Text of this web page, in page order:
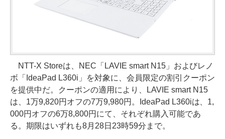
NTT-X Storeは、NEC「LAVIE smart N15」およびレノ
ボ「IdeaPad L360i」を対象に、会員限定の割引クーポン
を提供中だ。クーポンの適用により、LAVIE smart N15
は、1万9,820円オフの7万9,980円。IdeaPad L360iは、1,
000円オフの6万8,800円にて、それぞれ購入可能であ
る。期限はいずれも8月28日23時59分まで。